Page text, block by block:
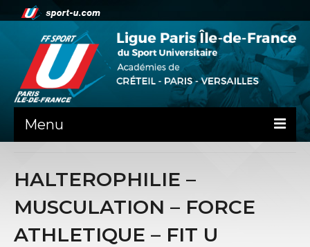
Menu
LA LIFSU
HALTEROPHILIE –
MUSCULATION – FORCE
ATHLETIQUE – FIT U